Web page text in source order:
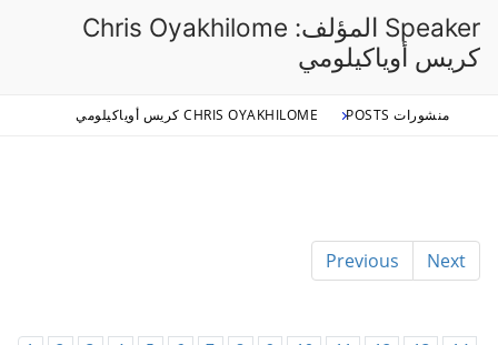
Speaker المؤلف:
Chris Oyakhilome
كريس أوياكيلومي
منشورات POSTS CHRIS OYAKHILOME كريس أوياكيلومي
Previous Next